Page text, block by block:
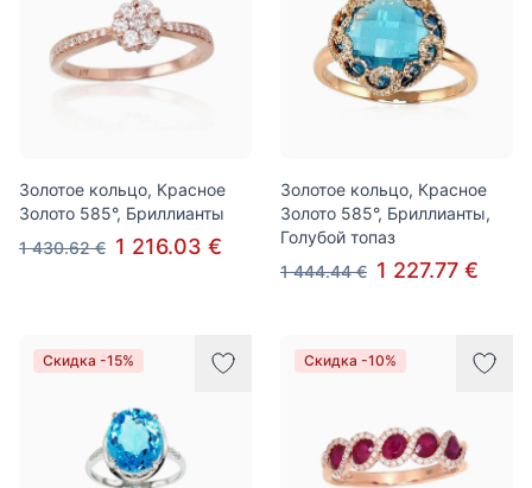
Золотое кольцо, Красное
Золото 585°, Бриллианты
1 430.62 € 1 216.03 €
Золотое кольцо, Красное
Золото 585°, Бриллианты,
Голубой топаз
1 444.44 € 1 227.77 €
Скидка -15% Скидка -10%